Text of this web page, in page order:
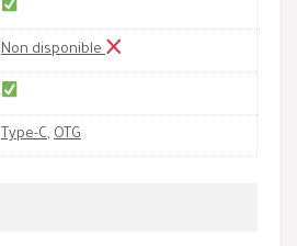
Non disponible
Type-C, OTG